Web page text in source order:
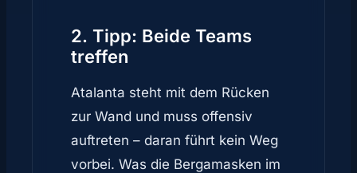
2. Tipp: Beide Teams
treffen
Atalanta steht mit dem Rücken
zur Wand und muss offensiv
auftreten – daran führt kein Weg
vorbei. Was die Bergamasken im